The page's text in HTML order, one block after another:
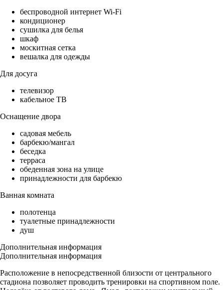
беспроводной интернет Wi-Fi
кондиционер
сушилка для белья
шкаф
москитная сетка
вешалка для одежды
Для досуга
телевизор
кабельное ТВ
Оснащение двора
садовая мебель
барбекю/мангал
беседка
терраса
обеденная зона на улице
принадлежности для барбекю
Ванная комната
полотенца
туалетные принадлежности
душ
Дополнительная информация
Дополнительная информация
Расположение в непосредственной близости от центрального
стадиона позволяет проводить тренировки на спортивном поле.